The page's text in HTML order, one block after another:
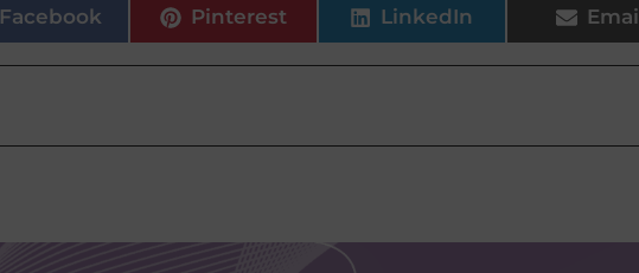
Facebook Pinterest LinkedIn Email